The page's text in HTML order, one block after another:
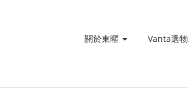
關於東曜 Vanta選物